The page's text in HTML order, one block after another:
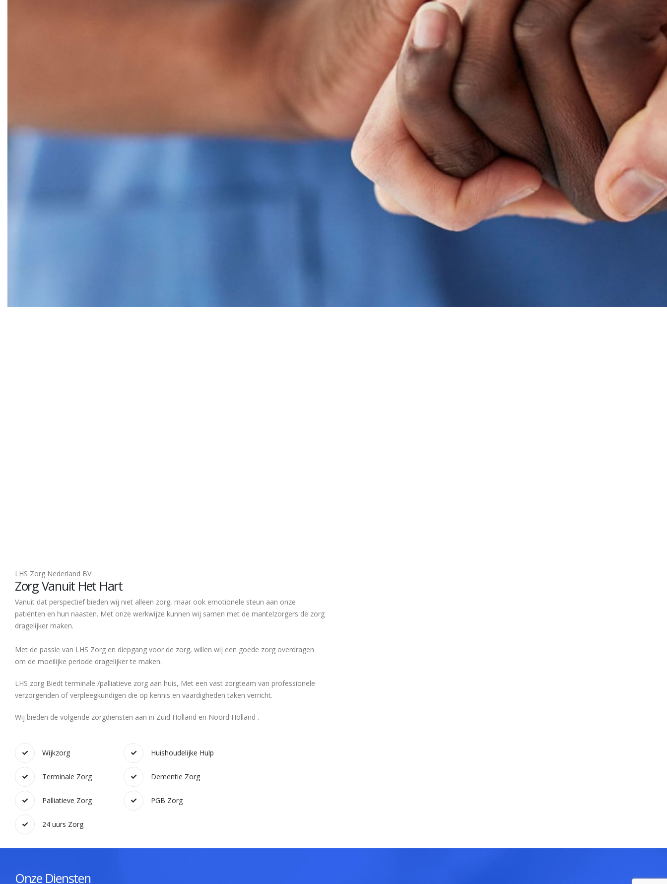
LHS Zorg Nederland BV
Zorg Vanuit Het Hart
Vanuit dat perspectief bieden wij niet alleen zorg, maar ook emotionele steun aan onze
patiënten en hun naasten. Met onze werkwijze kunnen wij samen met de mantelzorgers de zorg
dragelijker maken.
Met de passie van LHS Zorg en diepgang voor de zorg, willen wij een goede zorg overdragen
om de moeilijke periode dragelijker te maken.
LHS zorg Biedt terminale /palliatieve zorg aan huis, Met een vast zorgteam van professionele
verzorgenden of verpleegkundigen die op kennis en vaardigheden taken verricht.
Wij bieden de volgende zorgdiensten aan in Zuid Holland en Noord Holland .
Wijkzorg
Terminale Zorg
Palliatieve Zorg
24 uurs Zorg
Huishoudelijke Hulp
Dementie Zorg
PGB Zorg
Onze Diensten